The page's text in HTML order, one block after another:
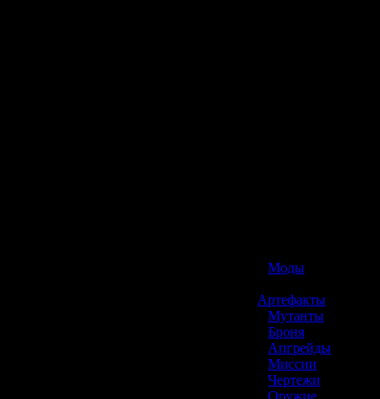
Моды
Артефакты
Мутанты
Броня
Апгрейды
Миссии
Чертежи
Оружие